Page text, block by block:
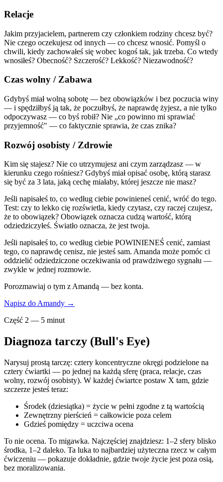
Relacje
Jakim przyjacielem, partnerem czy członkiem rodziny chcesz być?
Nie czego oczekujesz od innych — co chcesz wnosić. Pomyśl o
chwili, kiedy zachowałeś się wobec kogoś tak, jak trzeba. Co wtedy
wnosiłeś? Obecność? Szczerość? Lekkość? Niezawodność?
Czas wolny / Zabawa
Gdybyś miał wolną sobotę — bez obowiązków i bez poczucia winy
— i spędziłbyś ją tak, że poczułbyś, że naprawdę żyjesz, a nie tylko
odpoczywasz — co byś robił? Nie „co powinno mi sprawiać
przyjemność" — co faktycznie sprawia, że czas znika?
Rozwój osobisty / Zdrowie
Kim się stajesz? Nie co utrzymujesz ani czym zarządzasz — w
kierunku czego rośniesz? Gdybyś miał opisać osobę, którą starasz
się być za 3 lata, jaką cechę miałaby, której jeszcze nie masz?
Jeśli napisałeś to, co według ciebie powinieneś cenić, wróć do tego.
Test: czy to lekko cię rozświetla, kiedy czytasz, czy raczej czujesz,
że to obowiązek? Obowiązek oznacza cudzą wartość, którą
odziedziczyłeś. Światło oznacza, że jest twoja.
Jeśli napisałeś to, co według ciebie POWINIENEŚ cenić, zamiast
tego, co naprawdę cenisz, nie jesteś sam. Amanda może pomóc ci
oddzielić odziedziczone oczekiwania od prawdziwego sygnału —
zwykle w jednej rozmowie.
Porozmawiaj o tym z Amandą — bez konta.
Napisz do Amandy →
Część 2 — 5 minut
Diagnoza tarczy (Bull's Eye)
Narysuj prostą tarczę: cztery koncentryczne okręgi podzielone na
cztery ćwiartki — po jednej na każdą sferę (praca, relacje, czas
wolny, rozwój osobisty). W każdej ćwiartce postaw X tam, gdzie
szczerze jesteś teraz:
Środek (dziesiątka) = życie w pełni zgodne z tą wartością
Zewnętrzny pierścień = całkowicie poza celem
Gdzieś pomiędzy = uczciwa ocena
To nie ocena. To migawka. Najczęściej znajdziesz: 1–2 sfery blisko
środka, 1–2 daleko. Ta luka to najbardziej użyteczna rzecz w całym
ćwiczeniu — pokazuje dokładnie, gdzie twoje życie jest poza osią,
bez moralizowania.